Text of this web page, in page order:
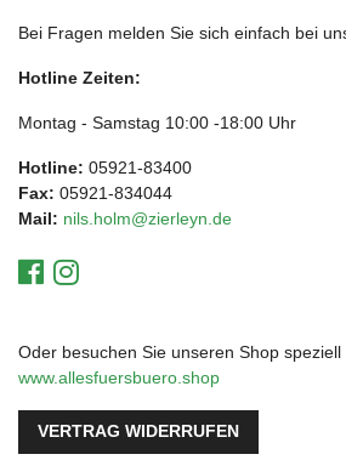
Bei Fragen melden Sie sich einfach bei
Hotline Zeiten:
Montag - Samstag 10:00 -18:00 Uhr
Hotline: 05921-83400
Fax: 05921-834044
Mail: nils.holm@zierleyn.de
Oder besuchen Sie unseren Shop
www.allesfuersbuero.shop
VERTRAG WIDERRUFEN